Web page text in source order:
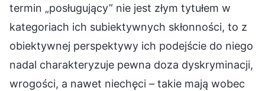
termin „posługujący” nie jest złym tytułem w
kategoriach ich subiektywnych skłonności, to z
obiektywnej perspektywy ich podejście do niego
nadal charakteryzuje pewna doza dyskryminacji,
wrogości, a nawet niechęci – takie mają wobec